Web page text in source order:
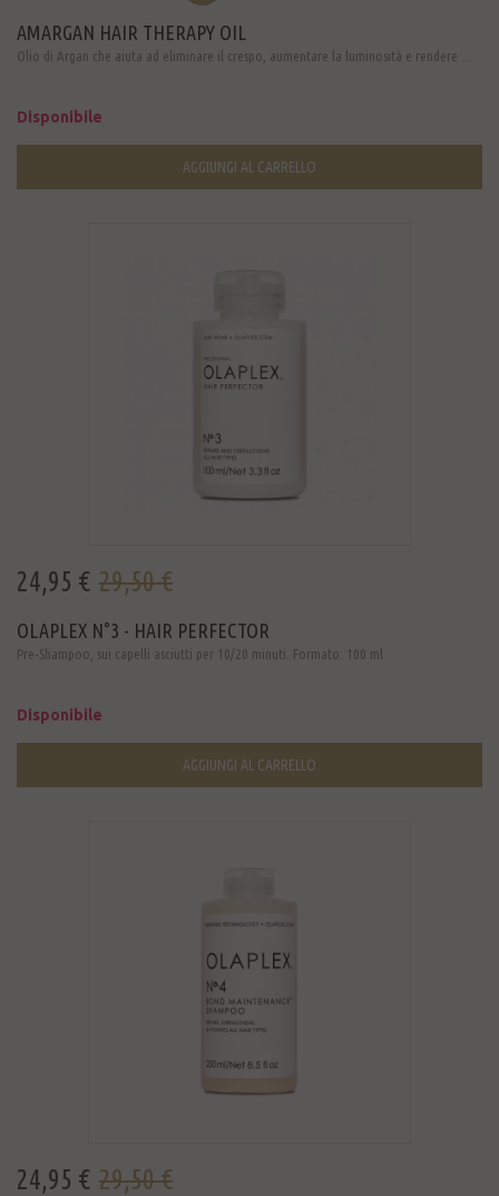
AMARGAN HAIR THERAPY OIL
Olio di Argan che aiuta ad eliminare il crespo, aumentare la luminosità e rendere ...
Disponibile
AGGIUNGI AL CARRELLO
24,95 € 29,50 €
OLAPLEX N°3 - HAIR PERFECTOR
Pre-Shampoo, sui capelli asciutti per 10/20 minuti. Formato: 100 ml
Disponibile
AGGIUNGI AL CARRELLO
24,95 € 29,50 €